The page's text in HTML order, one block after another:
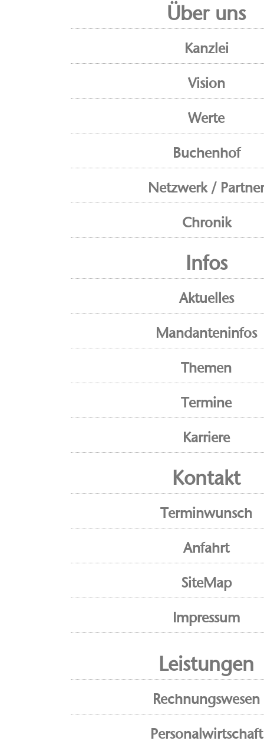
Über uns
Kanzlei
Vision
Werte
Buchenhof
Netzwerk / Partner
Chronik
Infos
Aktuelles
Mandanteninfos
Themen
Termine
Karriere
Kontakt
Terminwunsch
Anfahrt
SiteMap
Impressum
Leistungen
Rechnungswesen
Personalwirtschaft